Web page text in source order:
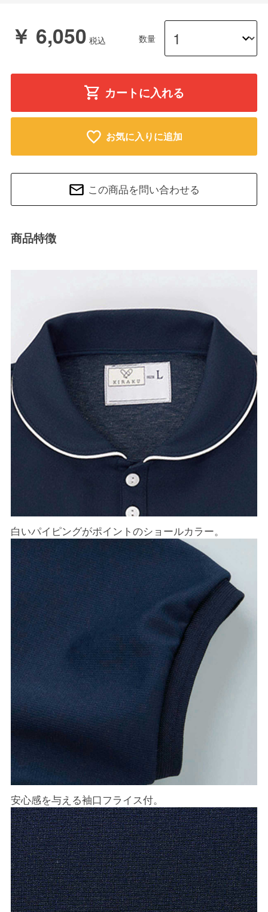
￥ 6,050 数量
カートに入れる
お気に入りに追加
この商品を問い合わせる
商品特徴
白いパイピングがポイントのショールカラー。
安心感を与える袖口フライス付。